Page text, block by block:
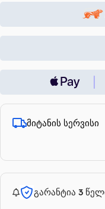
მიტანის სერვისი
გარანტია 3